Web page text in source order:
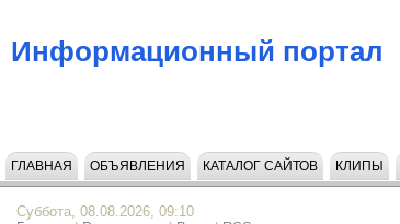
Информационный портал
ГЛАВНАЯ ОБЪЯВЛЕНИЯ КАТАЛОГ САЙТОВ КЛИПЫ
Суббота, 08.08.2026, 09:10